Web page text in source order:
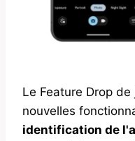
Le Feature Drop
nouvelles
identification de